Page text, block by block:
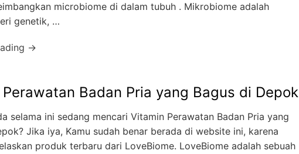
microbiome di dalam tubuh . Mikrobiome adalah
genetik, …
→
Badan Pria yang Bagus di Depok
selama ini sedang mencari Vitamin Perawatan Badan Pria yang
Jika iya, Kamu sudah benar berada di website ini, karena
produk terbaru dari LoveBiome. LoveBiome adalah sebuah